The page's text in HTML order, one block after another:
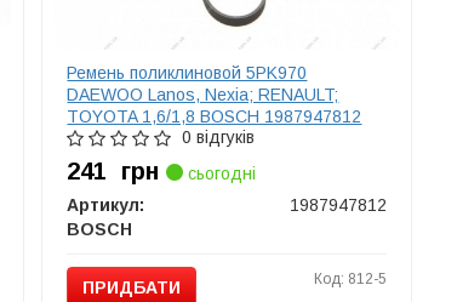
Ремень поликлиновой 5PK970
DAEWOO Lanos, Nexia; RENAULT;
TOYOTA 1,6/1,8 BOSCH 1987947812
0 відгуків
241 грн
сьогодні
Артикул:
1987947812
BOSCH
ПРИДБАТИ Код: 812-5